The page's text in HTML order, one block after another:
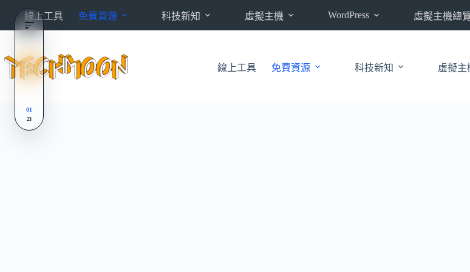
內
線上工具 免費資源 科技新知 虛擬主機 WordPress 虛擬主機總
線上工具 免費資源 科技新知 虛擬主
01
23